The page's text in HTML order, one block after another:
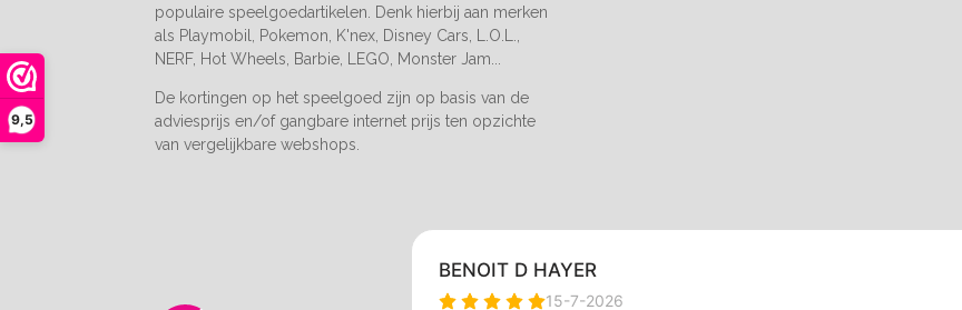
9,5
populaire speelgoedartikelen. Denk hierbij aan merken
als Playmobil, Pokemon, K'nex, Disney Cars, L.O.L.,
NERF, Hot Wheels, Barbie, LEGO, Monster Jam...
De kortingen op het speelgoed zijn op basis van de
adviesprijs en/of gangbare internet prijs ten opzichte
van vergelijkbare webshops.